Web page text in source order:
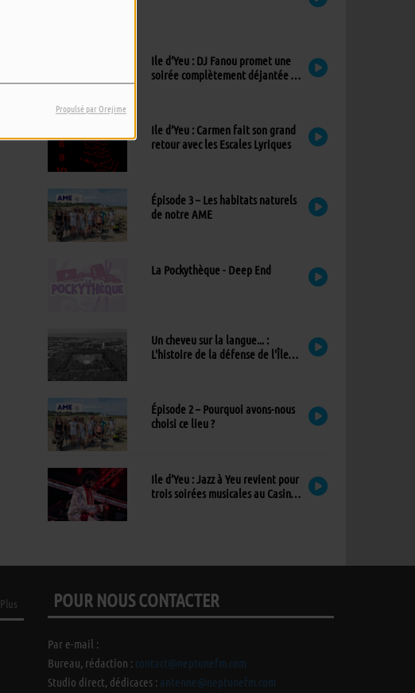
Propulsé par Orejime
Ile d’Yeu : DJ Fanou promet une
soirée complètement déjantée à
Ile d’Yeu : Carmen fait son grand
retour avec les Escales Lyriques
Épisode 3 – Les habitats naturels
de notre AME
La Pockythèque - Deep End
Un cheveu sur la langue... :
L'histoire de la défense de l'Île
Épisode 2 – Pourquoi avons-nous
choisi ce lieu ?
Ile d’Yeu : Jazz à Yeu revient pour
trois soirées musicales au Casino,
Plus POUR NOUS CONTACTER
Par e-mail :
Bureau, rédaction : contact@neptunefm.com
Studio direct, dédicaces : antenne@neptunefm.com